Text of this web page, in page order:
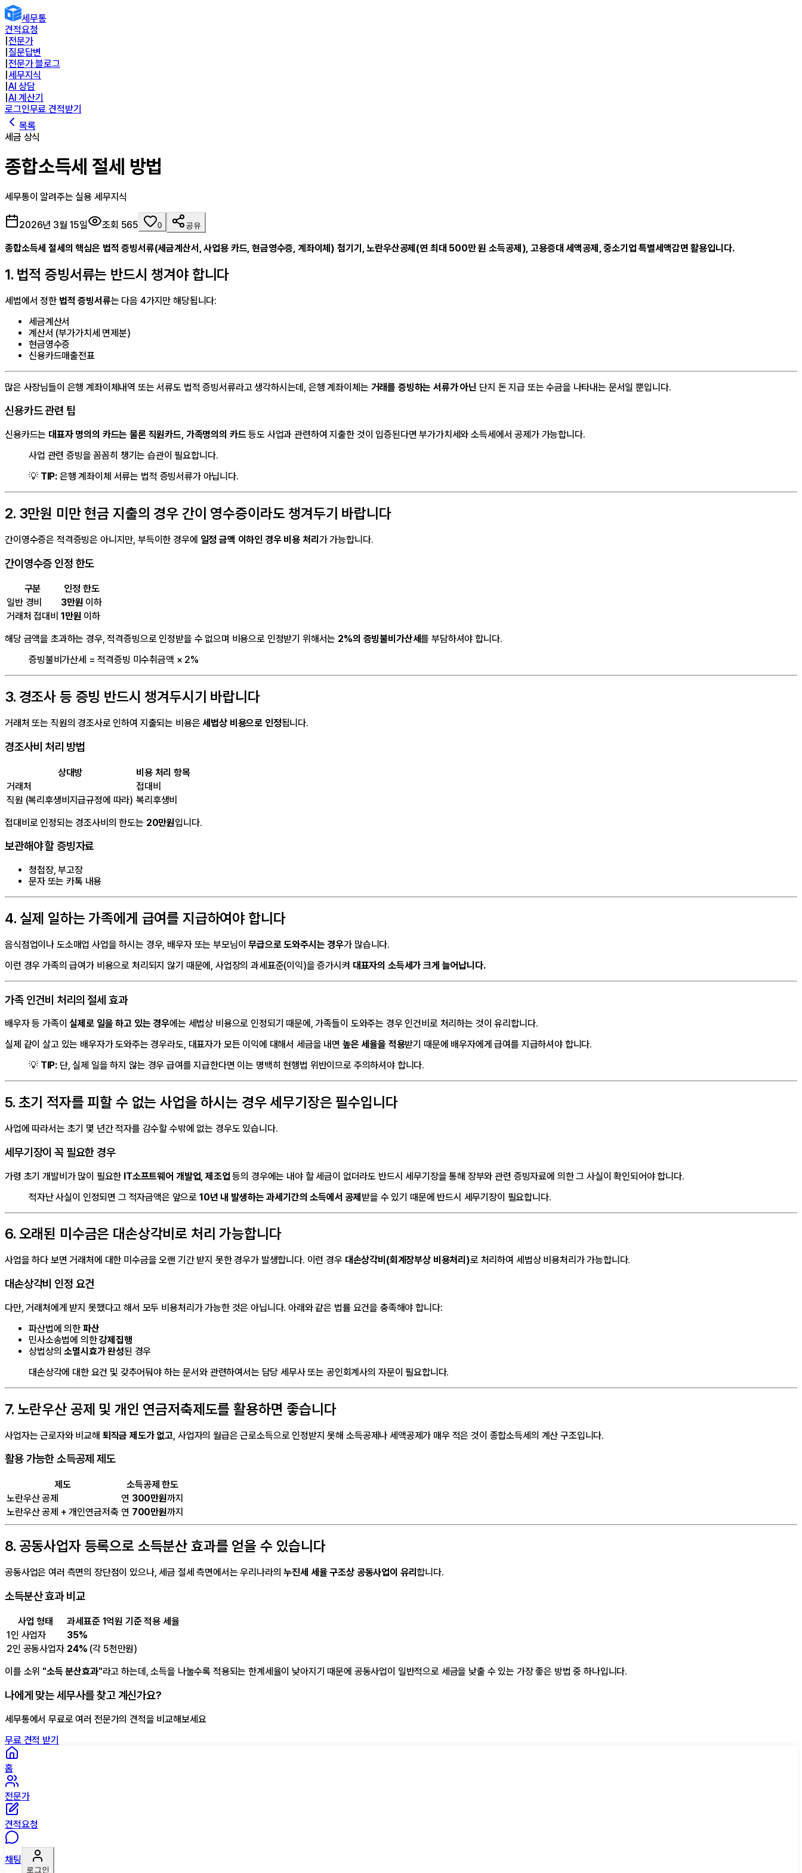
세무통
견적요청
전문가
질문답변
전문가 블로그
세무지식
AI 상담
AI 계산기
로그인무료 견적받기
목록
세금 상식
종합소득세 절세 방법
세무통이 알려주는 실용 세무지식
2026년 3월 15일 조회 565 0 공유
종합소득세 절세의 핵심은 법적 증빙서류(세금계산서, 사업용 카드, 현금영수증, 계좌이체) 첨기기, 노란우산공제(연 최대 500만 원 소득공제), 고용증대 세액공제, 중소기업 특별세액감면 활용입니다.
1. 법적 증빙서류는 반드시 챙겨야 합니다
세법에서 정한 법적 증빙서류는 다음 4가지만 해당됩니다:
세금계산서
계산서 (부가가치세 면제분)
현금영수증
신용카드매출전표
많은 사장님들이 은행 계좌이체내역 또는 서류도 법적 증빙서류라고 생각하시는데, 은행 계좌이체는 거래를 증빙하는 서류가 아닌 단지 돈 지급 또는 수금을 나타내는 문서일 뿐입니다.
신용카드 관련 팁
신용카드는 대표자 명의의 카드는 물론 직원카드, 가족명의의 카드 등도 사업과 관련하여 지출한 것이 입증된다면 부가가치세와 소득세에서 공제가 가능합니다.
사업 관련 증빙을 꼼꼼히 챙기는 습관이 필요합니다.
💡 TIP: 은행 계좌이체 서류는 법적 증빙서류가 아닙니다.
2. 3만원 미만 현금 지출의 경우 간이 영수증이라도 챙겨두기 바랍니다
간이영수증은 적격증빙은 아니지만, 부득이한 경우에 일정 금액 이하인 경우 비용 처리 가 가능합니다.
간이영수증 인정 한도
구분
인정 한도
일반 경비
3만원 이하
거래처 접대비 1만원 이하
해당 금액을 초과하는 경우, 적격증빙으로 인정받을 수 없으며 비용으로 인정받기 위해서는 2%의 증빙불비가산세를 부담하셔야 합니다.
증빙불비가산세 = 적격증빙 미수취금액 × 2%
3. 경조사 등 증빙 반드시 챙겨두시기 바랍니다
거래처 또는 직원의 경조사로 인하여 지출되는 비용은세법상 비용으로 인정됩니다.
경조사비 처리 방법
상대방
비용 처리 항목
거래처
접대비
직원 (복리후생비지급규정에 따라) 복리후생비
접대비로 인정되는 경조사비의 한도는 20만원입니다.
보관해야 할 증빙자료
청첩장, 부고장
문자 또는 카톡 내용
4. 실제 일하는 가족에게 급여를 지급하여야 합니다
음식점업이나 도소매업 사업을 하시는 경우, 배우자 또는 부모님이무급으로 도와주시는 경우가 많습니다.
이런 경우 가족의 급여가 비용으로 처리되지 않기 때문에, 사업장의 과세표준(이익)을 증가시켜 대표자의 소득세가 크게 늘어납니다.
가족 인건비 처리의 절세 효과
배우자 등 가족이실제로 일을 하고 있는 경우에는 세법상 비용으로 인정되기 때문에, 가족들이 도와주는 경우 인건비로 처리하는 것이 유리합니다.
실제 같이 살고 있는 배우자가 도와주는 경우라도, 대표자가 모든 이익에 대해서 세금을 내면 높은 세율을 적용받기 때문에 배우자에게 급여를 지급하셔야 합니다.
💡 TIP: 단, 실제 일을 하지 않는 경우 급여를 지급한다면 이는 명백히 현행법 위반이므로 주의하셔야 합니다.
5. 초기 적자를 피할 수 없는 사업을 하시는 경우 세무기장은 필수입니다
사업에 따라서는 초기 몇 년간 적자를 감수할 수밖에 없는 경우도 있습니다.
세무기장이 꼭 필요한 경우
가령 초기 개발비가 많이 필요한 IT소프트웨어 개발업, 제조업 등의 경우에는 내야 할 세금이 없더라도 반드시 세무기장을 통해 장부와 관련 증빙자료에 의한 그 사실이 확인되어야 합니다.
적자난 사실이 인정되면 그 적자금액은 앞으로 10년 내 발생하는 과세기간의 소득에서 공제 받을 수 있기 때문에 반드시 세무기장이 필요합니다.
6. 오래된 미수금은 대손상각비로 처리 가능합니다
사업을 하다 보면 거래처에 대한 미수금을 오랜 기간 받지 못한 경우가 발생합니다. 이런 경우 대손상각비(회계장부상 비용처리)로 처리하여 세법상 비용처리가 가능합니다.
대손상각비 인정 요건
다만, 거래처에게 받지 못했다고 해서 모두 비용처리가 가능한 것은 아닙니다. 아래와 같은 법률 요건을 충족해야 합니다:
파산법에 의한 파산
민사소송법에 의한강제집행
상법상의소멸시효가 완성된 경우
대손상각에 대한 요건 및 갖추어둬야 하는 문서와 관련하여서는 담당 세무사 또는 공인회계사의 자문이 필요합니다.
7. 노란우산 공제 및 개인 연금저축제도를 활용하면 좋습니다
사업자는 근로자와 비교해 퇴직금 제도가 없고 , 사업자의 월급은 근로소득으로 인정받지 못해 소득공제나 세액공제가 매우 적은 것이 종합소득세의 계산 구조입니다.
활용 가능한 소득공제 제도
제도
소득공제 한도
노란우산 공제
연 300만원까지
노란우산 공제 + 개인연금저축 연 700만원까지
8. 공동사업자 등록으로 소득분산 효과를 얻을 수 있습니다
공동사업은 여러 측면의 장단점이 있으나, 세금 절세 측면에서는 우리나라의누진세 세율 구조상 공동사업이 유리합니다.
소득분산 효과 비교
사업 형태
과세표준 1억원 기준 적용 세율
1인 사업자
35%
2인 공동사업자 24% (각 5천만원)
이를 소위 "소득 분산효과"라고 하는데, 소득을 나눌수록 적용되는 한계세율이 낮아지기 때문에 공동사업이 일반적으로 세금을 낮출 수 있는 가장 좋은 방법 중 하나입니다.
나에게 맞는 세무사를 찾고 계신가요?
세무통에서 무료로 여러 전문가의 견적을 비교해보세요
무료 견적 받기
홈
전문가
견적요청
채팅
로그인